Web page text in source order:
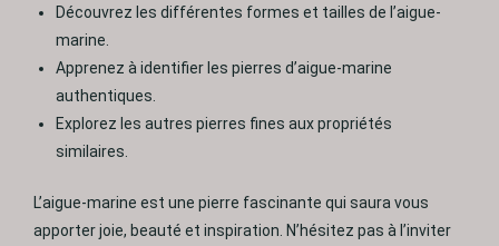
Découvrez les différentes formes et tailles de l’aigue-
marine.
Apprenez à identifier les pierres d’aigue-marine
authentiques.
Explorez les autres pierres fines aux propriétés
similaires.
L’aigue-marine est une pierre fascinante qui saura vous
apporter joie, beauté et inspiration. N’hésitez pas à l’inviter